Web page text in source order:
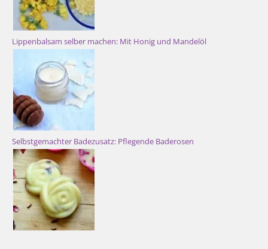
Lippenbalsam selber machen: Mit Honig und Mandelöl
Selbstgemachter Badezusatz: Pflegende Baderosen